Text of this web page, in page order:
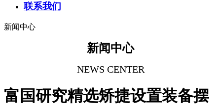
联系我们
新闻中心
新闻中心
NEWS CENTER
富国研究精选矫捷设置装备摆